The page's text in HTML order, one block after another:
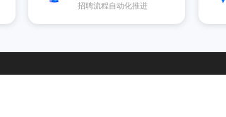
招聘流程自动化推进